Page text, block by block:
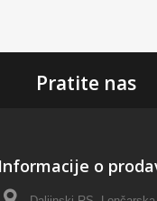
Pratite nas
Informacije o